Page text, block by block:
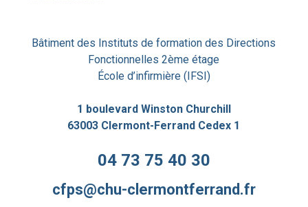
Bâtiment des Instituts de formation des Directions
Fonctionnelles 2ème étage
École d’infirmière (IFSI)
1 boulevard Winston Churchill
63003 Clermont-Ferrand Cedex 1
04 73 75 40 30
cfps@chu-clermontferrand.fr